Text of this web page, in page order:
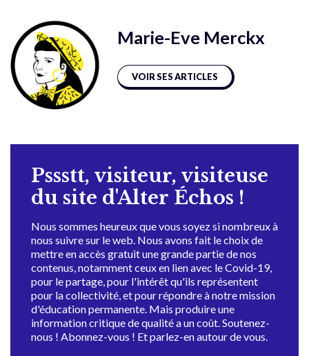
Marie-Eve Merckx
VOIR SES ARTICLES
Pssstt, visiteur, visiteuse
du site d'Alter Échos !
Nous sommes heureux que vous soyez si nombreux à
nous suivre sur le web. Nous avons fait le choix de
mettre en accès gratuit une grande partie de nos
contenus, notamment ceux en lien avec le Covid-19,
pour le partage, pour l'intérêt qu'ils représentent
pour la collectivité, et pour répondre à notre mission
d'éducation permanente. Mais produire une
information critique de qualité a un coût. Soutenez-
nous ! Abonnez-vous ! Et parlez-en autour de vous.